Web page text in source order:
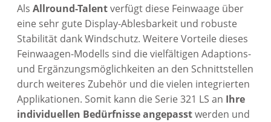
Als Allround-Talentverfügt diese Feinwaage über
eine sehr gute Display-Ablesbarkeit und robuste
Stabilität dank Windschutz. Weitere Vorteile dieses
Feinwaagen-Modells sind die vielfältigen Adaptions-
und Ergänzungsmöglichkeiten an den Schnittstellen
durch weiteres Zubehör und die vielen integrierten
Applikationen. Somit kann die Serie 321 LS an Ihre
individuellen Bedürfnisse angepasstwerden und